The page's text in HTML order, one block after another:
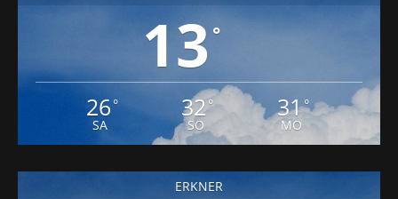
13 °
26 °
SA
32°
SO
31°
MO
ERKNER